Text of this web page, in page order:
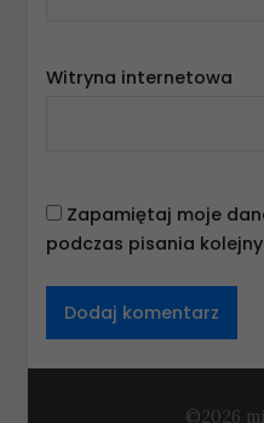
Witryna internetowa
Zapamiętaj moje
podczas pisania
©2026